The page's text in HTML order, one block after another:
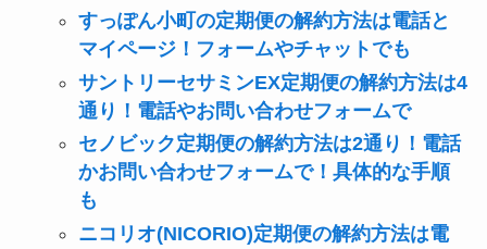
すっぽん小町の定期便の解約方法は電話と
マイページ！フォームやチャットでも
サントリーセサミンEX定期便の解約方法は4
通り！電話やお問い合わせフォームで
セノビック定期便の解約方法は2通り！電話
かお問い合わせフォームで！具体的な手順
も
ニコリオ(NICORIO)定期便の解約方法は電